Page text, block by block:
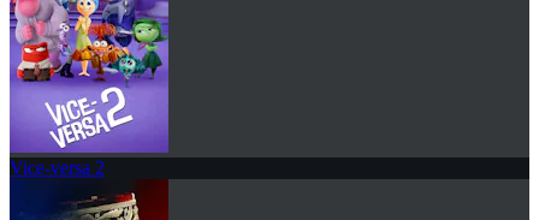
Vice-versa 2